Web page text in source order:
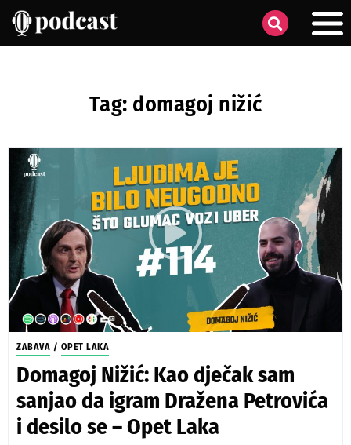
Tag: domagoj nižić
ZABAVA / OPET LAKA
Domagoj Nižić: Kao dječak sam
sanjao da igram Dražena Petrovića
i desilo se – Opet Laka